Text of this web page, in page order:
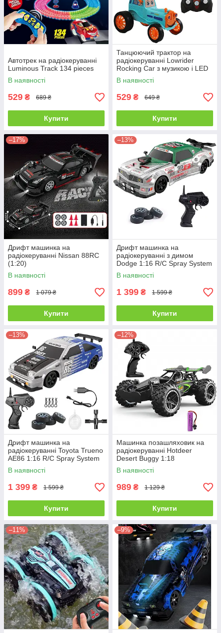
Автотрек на радіокеруванні
Luminous Track 134 pieces
В наявності
529 ₴ 689 ₴
Купити
Танцюючий трактор на
радіокеруванні Lowrider
Rocking Car з музикою і LED
В наявності
529 ₴ 649 ₴
Купити
–17%
Дрифт машинка на
радіокеруванні Nissan 88RC
(1:20)
В наявності
899 ₴ 1 079 ₴
Купити
–13%
Дрифт машинка на
радіокеруванні з димом
Dodge 1:16 R/C Spray System
Drift
В наявності
1 399 ₴ 1 599 ₴
Купити
–13%
Дрифт машинка на
радіокеруванні Toyota Trueno
AE86 1:16 R/C Spray System
Drift
В наявності
1 399 ₴ 1 599 ₴
Купити
–12%
Машинка позашляховик на
радіокеруванні Hotdeer
Desert Buggy 1:18
В наявності
989 ₴ 1 129 ₴
Купити
–11% –9%